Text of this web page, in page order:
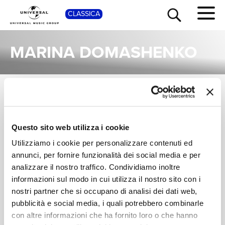
Questo sito web utilizza i cookie
Utilizziamo i cookie per personalizzare contenuti ed
annunci, per fornire funzionalità dei social media e per
analizzare il nostro traffico. Condividiamo inoltre
informazioni sul modo in cui utilizza il nostro sito con i
nostri partner che si occupano di analisi dei dati web,
pubblicità e social media, i quali potrebbero combinarle
con altre informazioni che ha fornito loro o che hanno
CLASSICA
MARINA DOMASHENKO
ROLANDO
VILLAZÓN, MARINA
DOMASHENKO,
STAATSKAPELLE
BERLIN
Bizet: Carmen
SHOP
TOUR
NEWS
RICERCA
CHI SIAMO
CONTATTI